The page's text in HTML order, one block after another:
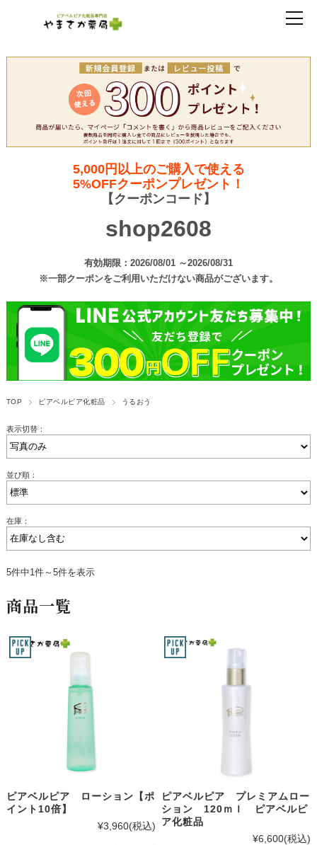
5,000円以上のご購入で使える
5%OFFクーポンプレゼント！
【クーポンコード】
shop2608
有効期限：2026/08/01 ～2026/08/31
※一部クーポンをご利用いただけない商品がございます。
TOP ピアベルピア化粧品 うるおう
表示切替：
並び順：
在庫：
5件中1件～5件を表示
商品一覧
ピアベルピア ローション【ポ
イント10倍】
¥3,960(税込)
ピアベルピア プレミアムロー
ション 120ｍｌ ピアベルピ
ア化粧品
¥6,600(税込)